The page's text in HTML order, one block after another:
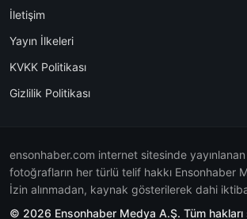
İletişim
Yayın İlkeleri
KVKK Politikası
Gizlilik Politikası
ensonhaber.com internet sitesinde
fotoğrafların her türlü telif hakkı Ensonhaber
İzin alınmadan, kaynak gösterilerek dahi
© 2026 Ensonhaber Medya A.Ş. Tüm hakları